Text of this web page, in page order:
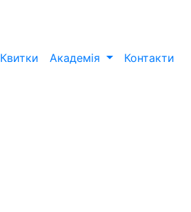
Квитки Академія Контакти